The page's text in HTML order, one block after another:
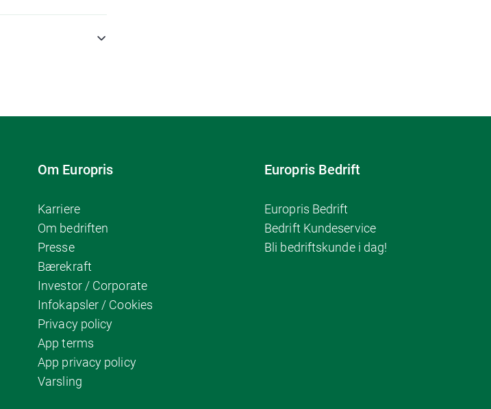
Om Europris
Karriere
Om bedriften
Presse
Bærekraft
Investor / Corporate
Infokapsler / Cookies
Privacy policy
App terms
App privacy policy
Varsling
Europris Bedrift
Europris Bedrift
Bedrift Kundeservice
Bli bedriftskunde i dag!